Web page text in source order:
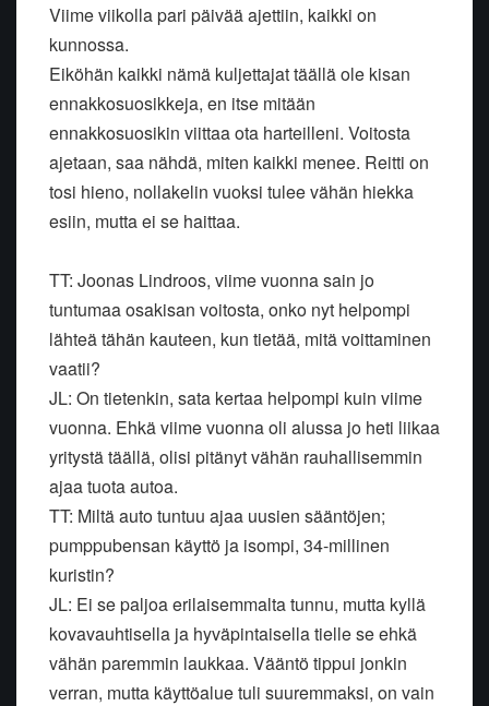
Viime viikolla pari päivää ajettiin, kaikki on
kunnossa.
Eiköhän kaikki nämä kuljettajat täällä ole kisan
ennakkosuosikkeja, en itse mitään
ennakkosuosikin viittaa ota harteilleni. Voitosta
ajetaan, saa nähdä, miten kaikki menee. Reitti on
tosi hieno, nollakelin vuoksi tulee vähän hiekka
esiin, mutta ei se haittaa.
TT: Joonas Lindroos, viime vuonna sain jo
tuntumaa osakisan voitosta, onko nyt helpompi
lähteä tähän kauteen, kun tietää, mitä voittaminen
vaatii?
JL: On tietenkin, sata kertaa helpompi kuin viime
vuonna. Ehkä viime vuonna oli alussa jo heti liikaa
yritystä täällä, olisi pitänyt vähän rauhallisemmin
ajaa tuota autoa.
TT: Miltä auto tuntuu ajaa uusien sääntöjen;
pumppubensan käyttö ja isompi, 34-millinen
kuristin?
JL: Ei se paljoa erilaisemmalta tunnu, mutta kyllä
kovavauhtisella ja hyväpintaisella tielle se ehkä
vähän paremmin laukkaa. Vääntö tippui jonkin
verran, mutta käyttöalue tuli suuremmaksi, on vain